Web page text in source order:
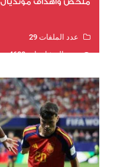
عدد الملفات 29
عدد المشاهدات 4600